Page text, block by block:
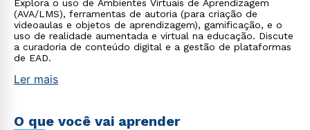
Explora o uso de Ambientes Virtuais de Aprendizagem
(AVA/LMS), ferramentas de autoria (para criação de
videoaulas e objetos de aprendizagem), gamificação, e o
uso de realidade aumentada e virtual na educação. Discute
a curadoria de conteúdo digital e a gestão de plataformas
de EAD.
Ler mais
O que você vai aprender